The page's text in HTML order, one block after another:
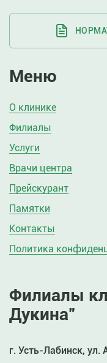
Меню
О клинике
Филиалы
Услуги
Врачи центра
Прейскурант
Памятки
Контакты
Политика
Филиалы
Дукина”
г. Усть-Лабинск, ул.